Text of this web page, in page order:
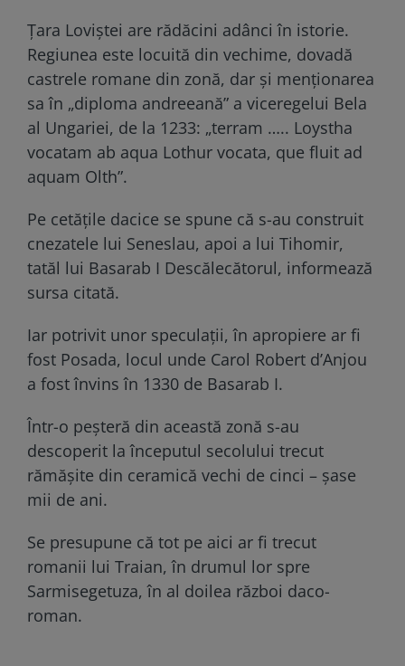
Țara Loviștei are rădăcini adânci în istorie.
Regiunea este locuită din vechime, dovadă
castrele romane din zonă, dar și menționarea
sa în „diploma andreeană” a viceregelui Bela
al Ungariei, de la 1233: „terram ….. Loystha
vocatam ab aqua Lothur vocata, que fluit ad
aquam Olth”.
Pe cetățile dacice se spune că s-au construit
cnezatele lui Seneslau, apoi a lui Tihomir,
tatăl lui Basarab I Descălecătorul, informează
sursa citată.
Iar potrivit unor speculații, în apropiere ar fi
fost Posada, locul unde Carol Robert d’Anjou
a fost învins în 1330 de Basarab I.
Într-o peșteră din această zonă s-au
descoperit la începutul secolului trecut
rămășite din ceramică vechi de cinci – șase
mii de ani.
Se presupune că tot pe aici ar fi trecut
romanii lui Traian, în drumul lor spre
Sarmisegetuza, în al doilea război daco-
roman.